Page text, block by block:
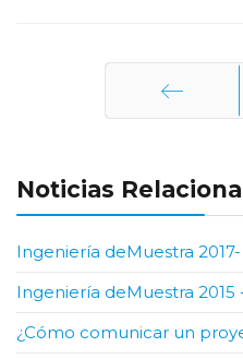
Noticias
Ingeniería deMuestra
Ingeniería deMuestra
¿Cómo comunicar un